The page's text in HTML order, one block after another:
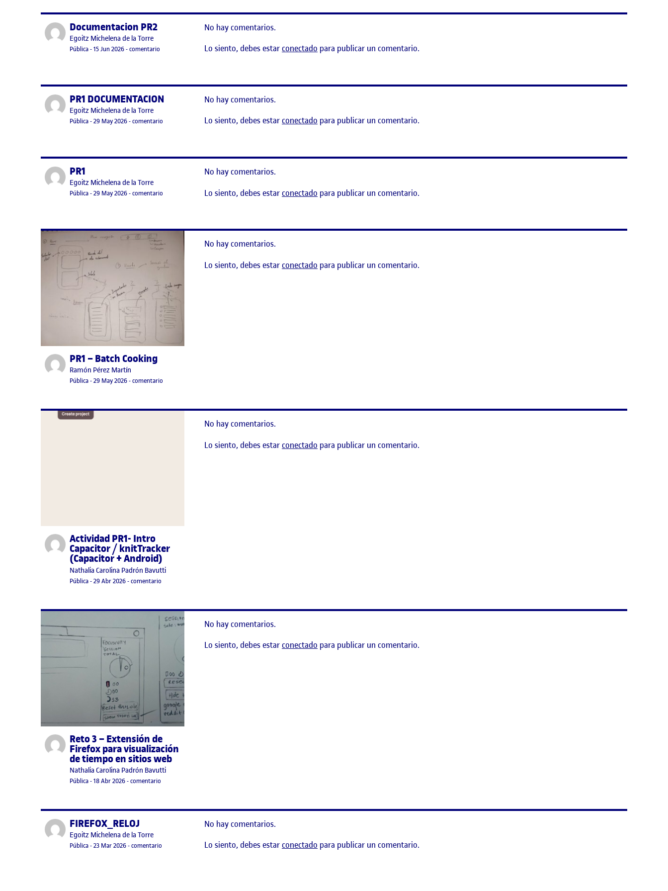
Publicado porDocumentacion PR2
Publicado por
Egoitz Michelena de la Torre
Visibilidad:
Pública-Fecha de publicación
15 Jun 2026-comentario en Documentacion PR2
No hay comentarios.
Lo siento, debes estarconectado para publicar un comentario.
Publicado porPR1 DOCUMENTACION
Publicado por
Egoitz Michelena de la Torre
Visibilidad:
Pública-Fecha de publicación
29 May 2026-comentario en PR1 DOCUMENTACION
No hay comentarios.
Lo siento, debes estarconectado para publicar un comentario.
Publicado por
PR1
Publicado por
Egoitz Michelena de la Torre
Visibilidad:
Pública-Fecha de publicación
29 May 2026-comentario
No hay comentarios.
Lo siento, debes estarconectado para publicar un comentario.
Publicado porPR1 – Batch Cooking
Publicado por
Ramón Pérez Martín
Visibilidad:
Pública-Fecha de publicación
29 May 2026-comentario
No hay comentarios.
Lo siento, debes estarconectado para publicar un comentario.
Publicado porActividad PR1- Intro
Capacitor / knitTracker
(Capacitor + Android)
Publicado por
Nathalia Carolina Padrón Bavutti
Visibilidad:
Pública-Fecha de publicación
29 Abr 202630 mayo, 2026 12:02 am
-comentario
No hay comentarios.
Lo siento, debes estarconectado para publicar un comentario.
Publicado porReto 3 – Extensión de
Firefox para visualización
de tiempo en sitios web
Publicado por
Nathalia Carolina Padrón Bavutti
Visibilidad:
Pública-Fecha de publicación
18 Abr 2026-comentario
No hay comentarios.
Lo siento, debes estarconectado para publicar un comentario.
Publicado porFIREFOX_RELOJ
Publicado por
Egoitz Michelena de la Torre
Visibilidad:
Pública-Fecha de publicación
23 Mar 2026-comentario en FIREFOX_RELOJ
No hay comentarios.
Lo siento, debes estarconectado para publicar un comentario.